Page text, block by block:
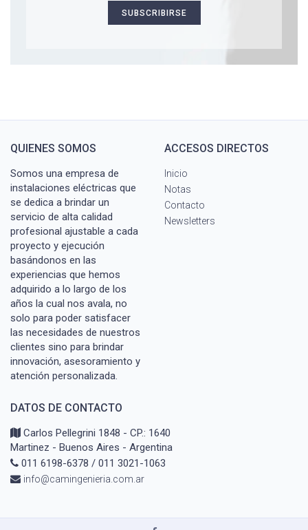
QUIENES SOMOS
Somos una empresa de
instalaciones eléctricas que
se dedica a brindar un
servicio de alta calidad
profesional ajustable a cada
proyecto y ejecución
basándonos en las
experiencias que hemos
adquirido a lo largo de los
años la cual nos avala, no
solo para poder satisfacer
las necesidades de nuestros
clientes sino para brindar
innovación, asesoramiento y
atención personalizada.
ACCESOS DIRECTOS
Inicio
Notas
Contacto
Newsletters
DATOS DE CONTACTO
Carlos Pellegrini 1848 - CP.: 1640
Martinez - Buenos Aires - Argentina
011 6198-6378 / 011 3021-1063
info@camingenieria.com.ar